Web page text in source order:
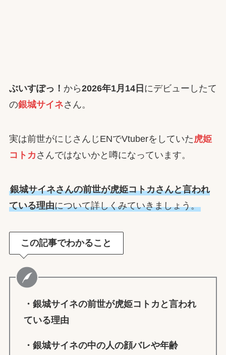
ぶいすぽっ！ から2026年1月14日 にデビューしたて
の銀城サイネさん。
実は前世がにじさんじENでVtuberをしていた虎姫
コトカ さんではないかと噂になっています。
銀城サイネさんの前世が虎姫コトカさんと言われ
ている理由について詳しくみていきましょう。
この記事でわかること
・ 銀城サイネの前世が虎姫コトカ と言われ
ている理由
・ 銀城サイネの中の人の顔バレや年齢